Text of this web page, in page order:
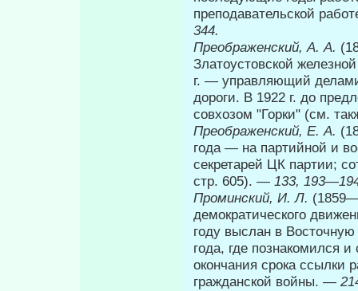
преподавательской
344.
Преображенский, А. А.
Златоустовской
г. — управляющий
дороги. В 1922 г. до
совхозом "Горки" (см.
Преображенский, Е. А.
года — на партийной и
секретарей ЦК партии;
стр. 605). — 133,
Проминский, И. Л.
демократического
году выслан в
года, где познакомился
окон­чания срока ссылки
гражданской войны. —